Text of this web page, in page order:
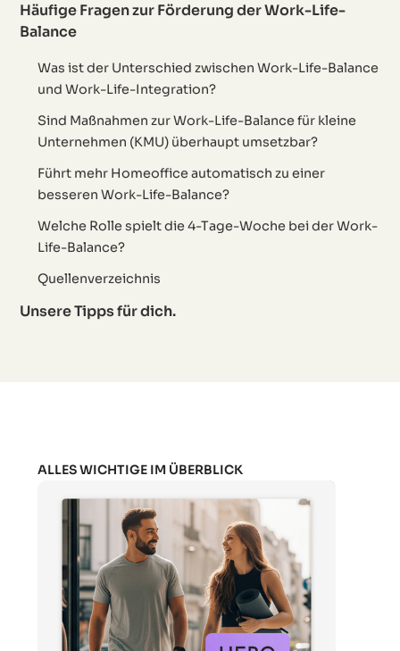
Häufige Fragen zur Förderung der Work-Life-
Balance
Was ist der Unterschied zwischen Work-Life-Balance
und Work-Life-Integration?
Sind Maßnahmen zur Work-Life-Balance für kleine
Unternehmen (KMU) überhaupt umsetzbar?
Führt mehr Homeoffice automatisch zu einer
besseren Work-Life-Balance?
Welche Rolle spielt die 4-Tage-Woche bei der Work-
Life-Balance?
Quellenverzeichnis
Unsere Tipps für dich.
ALLES WICHTIGE IM ÜBERBLICK